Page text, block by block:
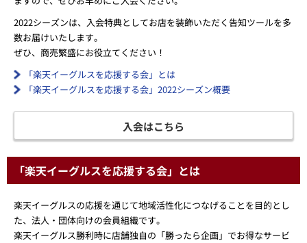
2022シーズンは、入会特典としてお店を装飾いただく告知ツールを多
数お届けいたします。
ぜひ、商売繁盛にお役立てください！
「楽天イーグルスを応援する会」とは
「楽天イーグルスを応援する会」2022シーズン概要
入会はこちら
「楽天イーグルスを応援する会」とは
楽天イーグルスの応援を通じて地域活性化につなげることを目的とし
た、法人・団体向けの会員組織です。
楽天イーグルス勝利時に店舗独自の「勝ったら企画」でお得なサービ